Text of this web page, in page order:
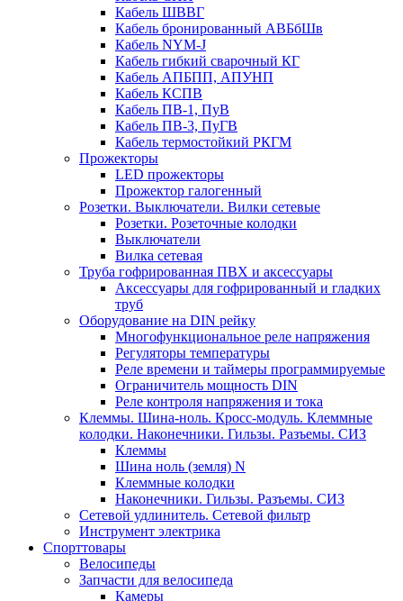
Кабель ШВВГ
Кабель бронированный АВБбШв
Кабель NYM-J
Кабель гибкий сварочный КГ
Кабель АПБПП, АПУНП
Кабель КСПВ
Кабель ПВ-1, ПуВ
Кабель ПВ-3, ПуГВ
Кабель термостойкий РКГМ
Прожекторы
LED прожекторы
Прожектор галогенный
Розетки. Выключатели. Вилки сетевые
Розетки. Розеточные колодки
Выключатели
Вилка сетевая
Труба гофрированная ПВХ и аксессуары
Аксессуары для гофрированный и гладких
труб
Оборудование на DIN рейку
Многофункциональное реле напряжения
Регуляторы температуры
Реле времени и таймеры программируемые
Ограничитель мощность DIN
Реле контроля напряжения и тока
Клеммы. Шина-ноль. Кросс-модуль. Клеммные
колодки. Наконечники. Гильзы. Разъемы. СИЗ
Клеммы
Шина ноль (земля) N
Клеммные колодки
Наконечники. Гильзы. Разъемы. СИЗ
Сетевой удлинитель. Сетевой фильтр
Инструмент электрика
Спорттовары
Велосипеды
Запчасти для велосипеда
Камеры